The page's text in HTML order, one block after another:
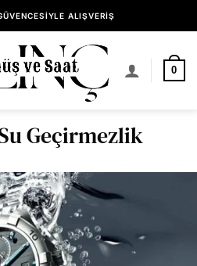
ALIŞVERİŞ
0
Geçirmezlik